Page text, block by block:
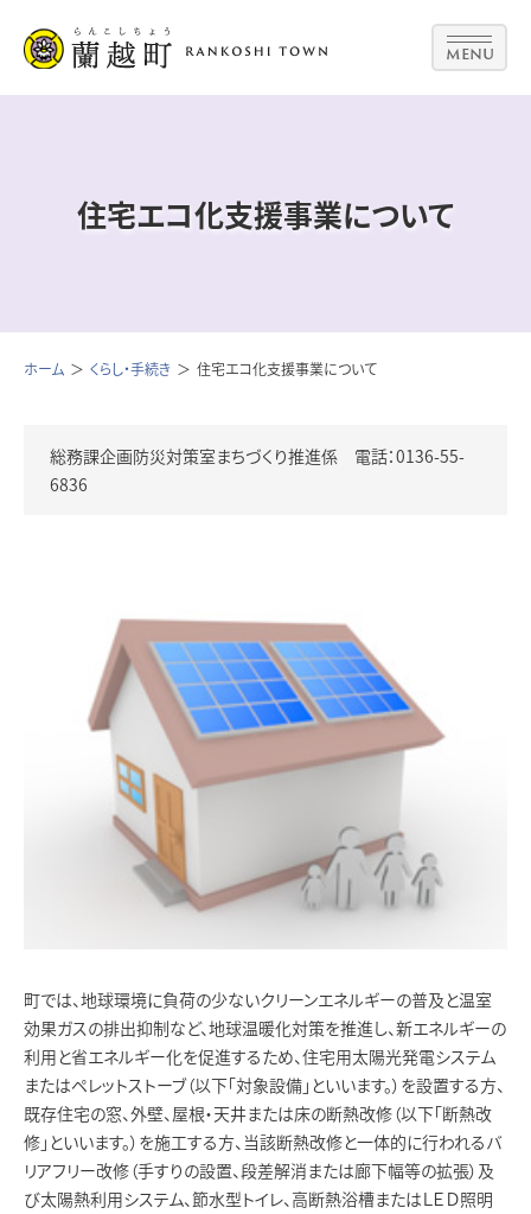
MENU
住宅エコ化支援事業について
ホーム くらし・手続き 住宅エコ化支援事業について
総務課企画防災対策室まちづくり推進係 電話：0136-55-
6836
町では、地球環境に負荷の少ないクリーンエネルギーの普及と温室
効果ガスの排出抑制など、地球温暖化対策を推進し、新エネルギーの
利用と省エネルギー化を促進するため、住宅用太陽光発電システム
またはペレットストーブ（以下「対象設備」といいます。）を設置する方、
既存住宅の窓、外壁、屋根・天井または床の断熱改修（以下「断熱改
修」といいます。）を施工する方、当該断熱改修と一体的に行われるバ
リアフリー改修（手すりの設置、段差解消または廊下幅等の拡張）及
び太陽熱利用システム、節水型トイレ、高断熱浴槽またはＬＥＤ照明